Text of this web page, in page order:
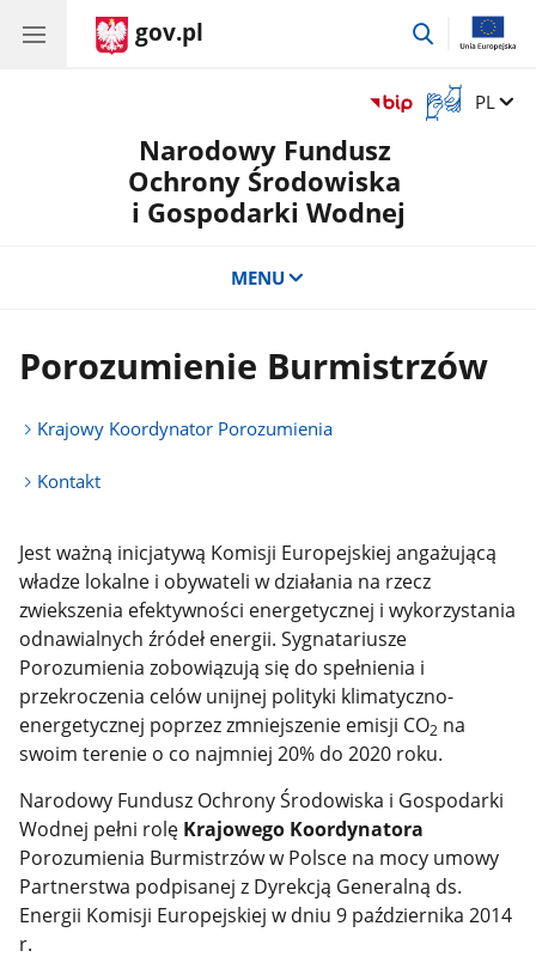
gov.pl
przejdź
Otwórz
okno
Zmień
PL
Narodowy Fundusz
Ochrony Środowiska
i Gospodarki Wodnej
MENU
Porozumienie Burmistrzów
Krajowy Koordynator Porozumienia
Kontakt
Jest ważną inicjatywą Komisji Europejskiej angażującą
władze lokalne i obywateli w działania na rzecz
zwiekszenia efektywności energetycznej i wykorzystania
odnawialnych źródeł energii. Sygnatariusze
Porozumienia zobowiązują się do spełnienia i
przekroczenia celów unijnej polityki klimatyczno-
energetycznej poprzez zmniejszenie emisji CO2 na
swoim terenie o co najmniej 20% do 2020 roku.
Narodowy Fundusz Ochrony Środowiska i Gospodarki
Wodnej pełni rolę Krajowego Koordynatora
Porozumienia Burmistrzów w Polsce na mocy umowy
Partnerstwa podpisanej z Dyrekcją Generalną ds.
Energii Komisji Europejskiej w dniu 9 października 2014
r.